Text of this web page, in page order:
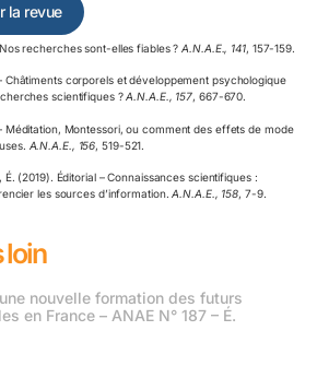
la revue
Nos recherches sont-elles fiables ?A.N.A.E., 141, 157-159.
Châtiments corporels et développement psychologique
scientifiques ?A.N.A.E., 157, 667-670.
Méditation, Montessori, ou comment des effets de mode
A.N.A.E., 156, 519-521.
(2019). Éditorial – Connaissances scientifiques :
les sources d’information.A.N.A.E., 158, 7-9.
loin
nouvelle formation des futurs
en France – ANAE N° 187 – É.